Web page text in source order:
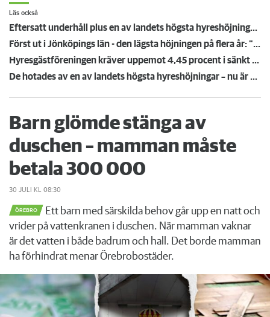
Läs också
Eftersatt underhåll plus en av landets högsta hyreshöjningar – hyresgäster får ta smällen för miljonförlusterna
Först ut i Jönköpings län - den lägsta höjningen på flera år: "Vi är på väg neråt nu"
Hyresgästföreningen kräver uppemot 4,45 procent i sänkt hyra: "Gränsen är nådd"
De hotades av en av landets högsta hyreshöjningar – nu är hyrorna klara
Barn glömde stänga av
duschen – mamman måste
betala 300 000
30 JULI KL 08:30
ÖREBRO
Ett barn med särskilda behov går upp en natt och
vrider på vattenkranen i duschen. När mamman vaknar
är det vatten i både badrum och hall. Det borde mamman
ha förhindrat menar Örebrobostäder.